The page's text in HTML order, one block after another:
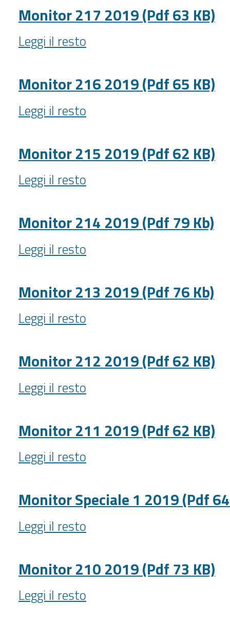
(Pdf
63
KB)
-
Monitor 217 2019 (Pdf 63 KB)
Monitor
217
(Pdf
63
KB)
-
Leggi il resto
Monitor 216 2019 (Pdf 65 KB)
Monitor
216
(Pdf
65
KB)
-
Leggi il resto
Monitor 215 2019 (Pdf 62 KB)
Monitor
215
(Pdf
62
KB)
-
Leggi il resto
Monitor 214 2019 (Pdf 79 Kb)
Monitor
214
(Pdf
79
Kb)
-
Leggi il resto
Monitor 213 2019 (Pdf 76 Kb)
Monitor
213
(Pdf
76
Kb)
-
Leggi il resto
Monitor 212 2019 (Pdf 62 KB)
Monitor
212
(Pdf
62
KB)
-
Leggi il resto
Monitor 211 2019 (Pdf 62 KB)
Monitor
211
(Pdf
62
KB)
-
Leggi il resto
Monitor Speciale 1 2019 (Pdf
Monitor
Speciale
2019
(Pdf
64
KB)
Leggi il resto
Monitor 210 2019 (Pdf 73 KB)
Monitor
210
Leggi il resto